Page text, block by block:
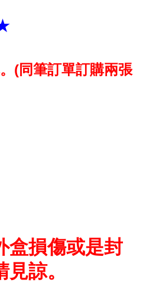
(同筆訂單訂購兩張
盒損傷或是封
諒。